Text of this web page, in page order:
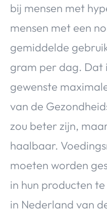
Food & Drinks Health &
Travel
bij mensen met
mensen met een
gemiddelde
gram per dag. Dat
gewenste
van de
zou beter zijn,
haalbaar.
moeten worden
in hun producten
in Nederland van